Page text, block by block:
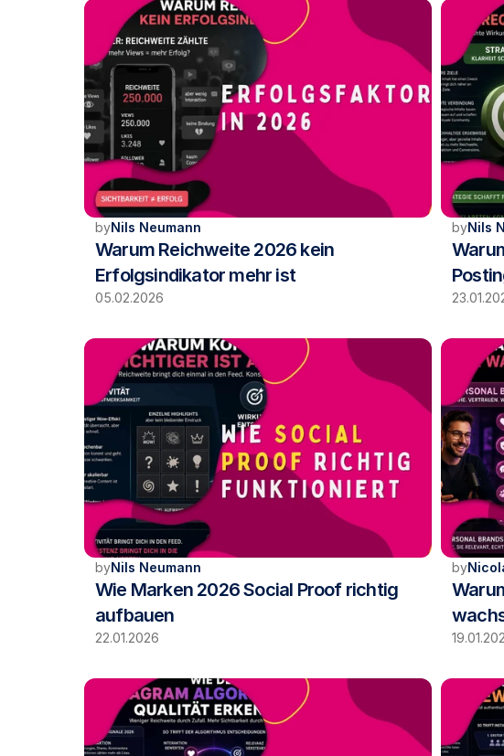
byNils Neumann
Warum Reichweite 2026 kein
Erfolgsindikator mehr ist
05.02.2026
byNils
byNils Neumann
Wie Marken 2026 Social Proof richtig
aufbauen
22.01.2026
by